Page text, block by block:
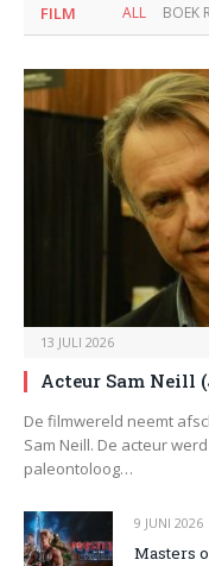
FILM ALL BOEK
13 JULI 2026
Acteur Sam Neill
De filmwereld neemt
Sam Neill. De acteur
paleontoloog…
9 JUNI 2026
Masters